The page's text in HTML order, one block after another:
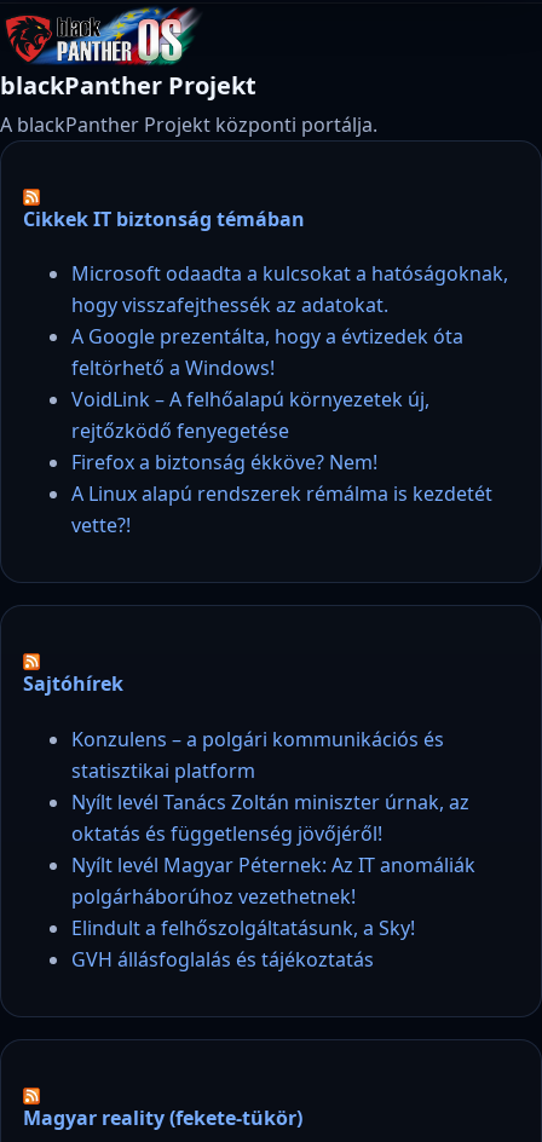
blackPanther Projekt
A blackPanther Projekt központi portálja.
Cikkek IT biztonság témában
Microsoft odaadta a kulcsokat a hatóságoknak,
hogy visszafejthessék az adatokat.
A Google prezentálta, hogy a évtizedek óta
feltörhető a Windows!
VoidLink – A felhőalapú környezetek új,
rejtőzködő fenyegetése
Firefox a biztonság ékköve? Nem!
A Linux alapú rendszerek rémálma is kezdetét
vette?!
Sajtóhírek
Konzulens – a polgári kommunikációs és
statisztikai platform
Nyílt levél Tanács Zoltán miniszter úrnak, az
oktatás és függetlenség jövőjéről!
Nyílt levél Magyar Péternek: Az IT anomáliák
polgárháborúhoz vezethetnek!
Elindult a felhőszolgáltatásunk, a Sky!
GVH állásfoglalás és tájékoztatás
Magyar reality (fekete-tükör)